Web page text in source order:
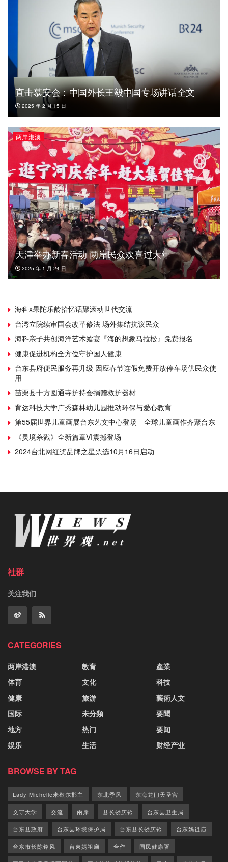
直击慕安会：中国外长王毅中国专场讲话全文
2025 年 2 月 15 日
两岸港澳
天津举办新春活动 两岸民众欢喜过大年
2025 年 1 月 24 日
海科x果陀乐龄拾忆话聚滚动世代交流
台湾立院续审国会改革修法 场外集结抗议民众
海科亲子共创海洋艺术飨宴『海的想象马拉松』免费报名
健康促进机构全方位守护国人健康
台东县府便民服务再升级 因应春节连假免费开放停车场供民众使
用
苗栗县十方圆通寺护持会捐赠救护器材
育达科技大学广秀森林幼儿园推动环保与爱心教育
第55届世界儿童画展台东艺文中心登场 全球儿童画作齐聚台东
《灵境杀戮》全新篇章VI震撼登场
2024台北网红奖品牌之星票选10月16日启动
社群
关注我们
CATEGORIES
两岸港澳
体育
健康
国际
地方
娱乐
教育
文化
旅游
未分類
热门
生活
產業
科技
藝術人文
要聞
要闻
财经产业
BROWSE BY TAG
Lady Michelle米歇尔郡主 东北季风 东海龙门天圣宫
义守大学 交流 兩岸 县长饶庆铃 台东县卫生局
台东县政府 台东县环境保护局 台东县长饶庆铃 台东妈祖庙
台东市长陈铭风 台東媽祖廟 合作 国民健康署